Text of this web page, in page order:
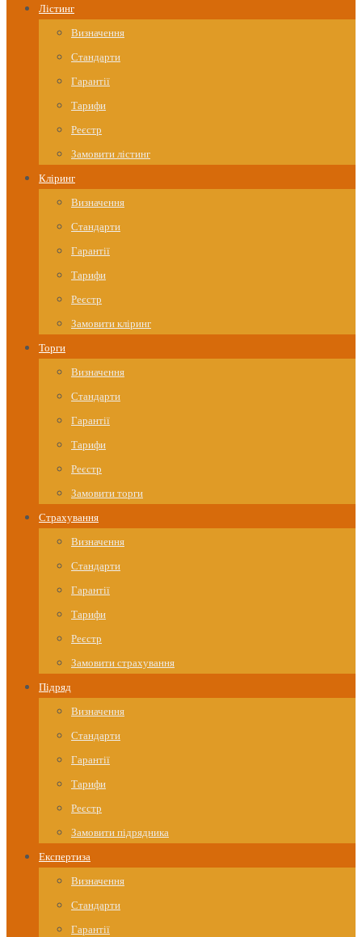
Лістинг
Визначення
Стандарти
Гарантії
Тарифи
Реєстр
Замовити лістинг
Кліринг
Визначення
Стандарти
Гарантії
Тарифи
Реєстр
Замовити кліринг
Торги
Визначення
Стандарти
Гарантії
Тарифи
Реєстр
Замовити торги
Страхування
Визначення
Стандарти
Гарантії
Тарифи
Реєстр
Замовити страхування
Підряд
Визначення
Стандарти
Гарантії
Тарифи
Реєстр
Замовити підрядника
Експертиза
Визначення
Стандарти
Гарантії